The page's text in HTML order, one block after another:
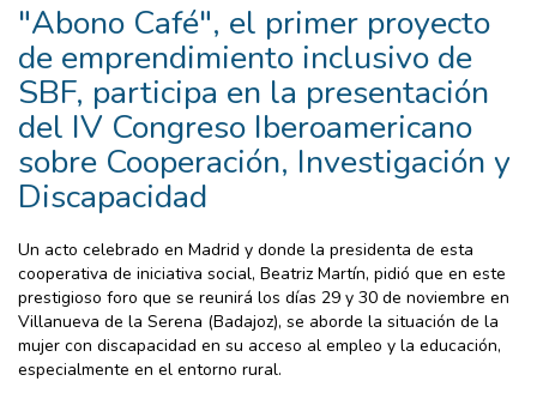
"Abono Café", el primer proyecto
de emprendimiento inclusivo de
SBF, participa en la presentación
del IV Congreso Iberoamericano
sobre Cooperación, Investigación y
Discapacidad
Un acto celebrado en Madrid y donde la presidenta de esta
cooperativa de iniciativa social, Beatriz Martín, pidió que en este
prestigioso foro que se reunirá los días 29 y 30 de noviembre en
Villanueva de la Serena (Badajoz), se aborde la situación de la
mujer con discapacidad en su acceso al empleo y la educación,
especialmente en el entorno rural.